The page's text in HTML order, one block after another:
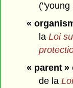
("young
«
la Loi
« parent »
de la